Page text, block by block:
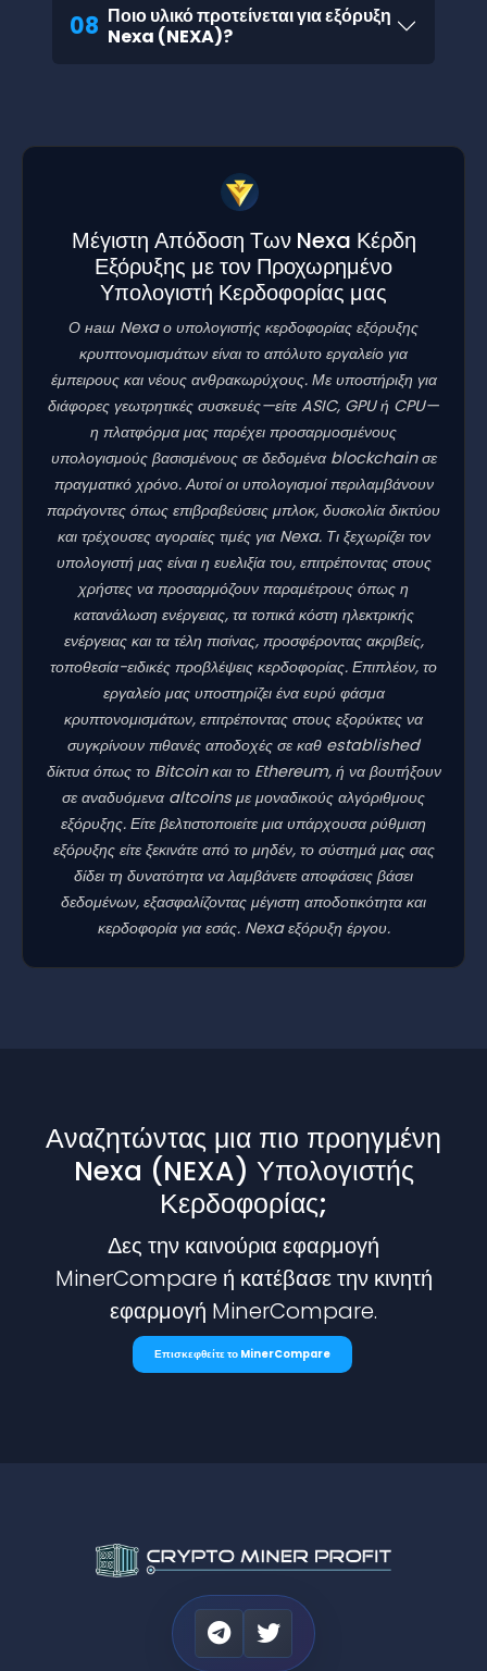
08 Ποιο υλικό προτείνεται για εξόρυξη
Nexa (NEXA)?
Μέγιστη Απόδοση Των Nexa Κέρδη
Εξόρυξης με τον Προχωρημένο
Υπολογιστή Κερδοφορίας μας
Ο наш Nexa ο υπολογιστής κερδοφορίας εξόρυξης
κρυπτονομισμάτων είναι το απόλυτο εργαλείο για
έμπειρους και νέους ανθρακωρύχους. Με υποστήριξη για
διάφορες γεωτρητικές συσκευές—είτε ASIC, GPU ή CPU—
η πλατφόρμα μας παρέχει προσαρμοσμένους
υπολογισμούς βασισμένους σε δεδομένα blockchain σε
πραγματικό χρόνο. Αυτοί οι υπολογισμοί περιλαμβάνουν
παράγοντες όπως επιβραβεύσεις μπλοκ, δυσκολία δικτύου
και τρέχουσες αγοραίες τιμές για Nexa. Τι ξεχωρίζει τον
υπολογιστή μας είναι η ευελιξία του, επιτρέποντας στους
χρήστες να προσαρμόζουν παραμέτρους όπως η
κατανάλωση ενέργειας, τα τοπικά κόστη ηλεκτρικής
ενέργειας και τα τέλη πισίνας, προσφέροντας ακριβείς,
τοποθεσία-ειδικές προβλέψεις κερδοφορίας. Επιπλέον, το
εργαλείο μας υποστηρίζει ένα ευρύ φάσμα
κρυπτονομισμάτων, επιτρέποντας στους εξορύκτες να
συγκρίνουν πιθανές αποδοχές σε καθ established
δίκτυα όπως το Bitcoin και το Ethereum, ή να βουτήξουν
σε αναδυόμενα altcoins με μοναδικούς αλγόριθμους
εξόρυξης. Είτε βελτιστοποιείτε μια υπάρχουσα ρύθμιση
εξόρυξης είτε ξεκινάτε από το μηδέν, το σύστημά μας σας
δίδει τη δυνατότητα να λαμβάνετε αποφάσεις βάσει
δεδομένων, εξασφαλίζοντας μέγιστη αποδοτικότητα και
κερδοφορία για εσάς. Nexa εξόρυξη έργου.
Αναζητώντας μια πιο προηγμένη
Nexa (NEXA) Υπολογιστής
Κερδοφορίας;
Δες την καινούρια εφαρμογή
MinerCompare ή κατέβασε την κινητή
εφαρμογή MinerCompare.
Επισκεφθείτε το MinerCompare